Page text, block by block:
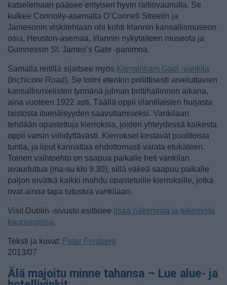
katselemaan pääsee erityisen hyvin raitiovaunulla. Se
kulkee Connolly-asemalta O’Connell Streetin ja
Jamesonin viskitehtaan ohi kohti Irlannin kansallismuseon
osia, Heuston-asemaa, Irlannin nykytaiteen museota ja
Guinnessin St. James’s Gate -panimoa.
Samalla reitillä sijaitsee myös Kilmainham Gaol -vankila
(Inchicore Road). Se toimi etenkin poliittisesti arveluttavien
kansallismielisten tyrmänä julman brittihallinnon aikana,
aina vuoteen 1922 asti. Täällä oppii irlantilaisten hurjasta
taistosta itsenäisyyden saavuttamiseksi. Vankilaan
tehdään opastettuja kierroksia, joiden yhteydessä kaikesta
oppii varsin viihdyttävästi. Kierrokset kestävät puolitoista
tuntia, ja liput kannattaa ehdottomasti varata etukäteen.
Toinen vaihtoehto on saapua paikalle heti vankilan
avauduttua (ma-su klo 9.30), sillä väkeä saapuu paikalle
paljon eivätkä kaikki mahdu opastetuille kierroksille, jotka
ovat ainoa tapa tutustua vankilaan.
Visit Dublin -sivusto esittelee lisää näkemistä ja tekemistä
kaupungissa.
Teksti ja kuvat: Peter Forsberg
2013/07
Älä majoitu minne tahansa – Lue alue- ja